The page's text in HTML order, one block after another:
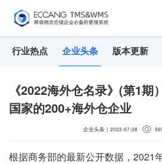
行业热点 企业头条 版本更新
《2022海外仓名录》(第1期
国家的200+海外仓企业
企业头条｜ 2022-07-28
根据商务部的最新公开数据，2021